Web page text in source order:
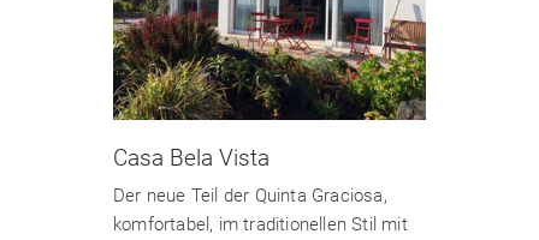
Casa Bela Vista
Der neue Teil der Quinta Graciosa,
komfortabel, im traditionellen Stil mit